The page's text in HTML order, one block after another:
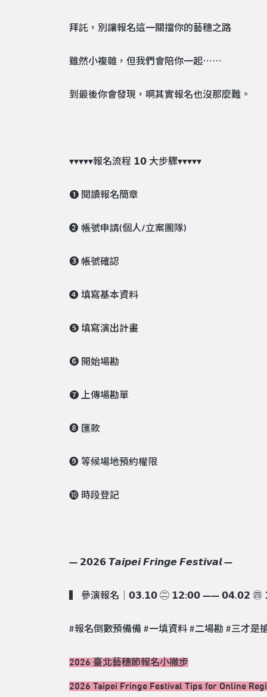
拜託，別讓報名這一關擋你的藝穗之路
雖然小複雜，但我們會陪你一起⋯⋯
到最後你會發現，啊其實報名也沒那麼難。
▾▾▾▾▾報名流程 𝟭𝟬 大步驟▾▾▾▾▾
❶ 閱讀報名簡章
❷ 帳號申請(個人/立案團隊)
❸ 帳號確認
❹ 填寫基本資料
❺ 填寫演出計畫
❻ 開始場勘
❼ 上傳場勘單
❽ 匯款
❾ 等候場地預約權限
❿ 時段登記
— 𝟮𝟬𝟮𝟲 𝙏𝙖𝙞𝙥𝙚𝙞 𝙁𝙧𝙞𝙣𝙜𝙚 𝙁𝙚𝙨𝙩𝙞𝙫𝙖𝙡 —
​▍ 參演報名│𝟬𝟯.𝟭𝟬 ㊁ 𝟭𝟮:𝟬𝟬 —— 𝟬𝟰.𝟬𝟮 ㊃
#報名倒數預備備 #一填資料 #二場勘 #三才是
2026 臺北藝穗節報名小撇步
2026 Taipei Fringe Festival Tips for Online